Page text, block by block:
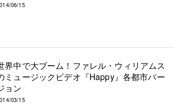
06/15
界中で大ブーム！ファレル・ウィリアムス
ミュージックビデオ『Happy』各都市バー
ョン
03/15